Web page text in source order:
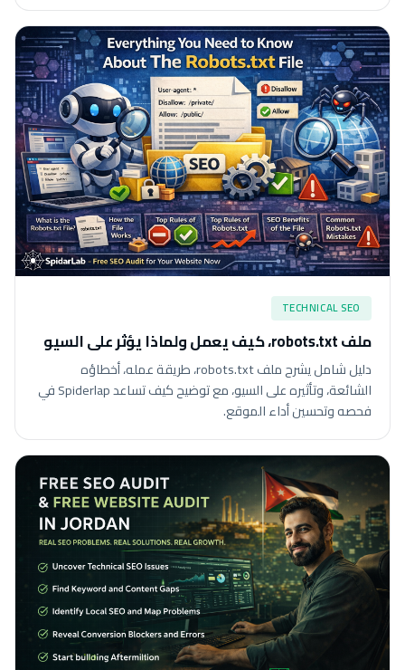
TECHNICAL SEO
ملف robots.txt، كيف يعمل ولماذا يؤثر على السيو
دليل شامل يشرح ملف robots.txt، طريقة عمله، أخطاؤه
الشائعة، وتأثيره على السيو، مع توضيح كيف تساعد Spiderlap في
فحصه وتحسين أداء الموقع.